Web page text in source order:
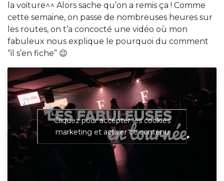
la voiture^^ Alors sache qu’on a remis ça ! Comme
cette semaine, on passe de nombreuses heures sur
les routes, on t’a concocté une vidéo où mon
fabuleux nous explique le pourquoi du comment
“il s’en fiche” 😉
Cliquez pour accepter les cookies
marketing et activer ce contenu